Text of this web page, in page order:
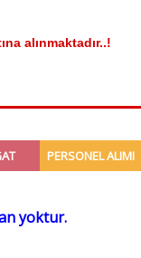
alınmaktadır..!